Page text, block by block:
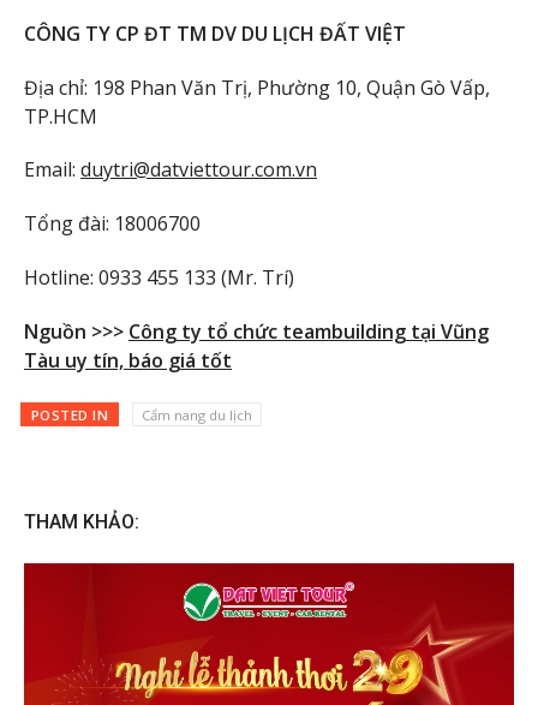
CÔNG TY CP ĐT TM DV DU LỊCH ĐẤT VIỆT
Địa chỉ: 198 Phan Văn Trị, Phường 10, Quận Gò Vấp,
TP.HCM
Email: duytri@datviettour.com.vn
Tổng đài: 18006700
Hotline: 0933 455 133 (Mr. Trí)
Nguồn >>> Công ty tổ chức teambuilding tại Vũng
Tàu uy tín, báo giá tốt
POSTED IN Cẩm nang du lịch
THAM KHẢO: